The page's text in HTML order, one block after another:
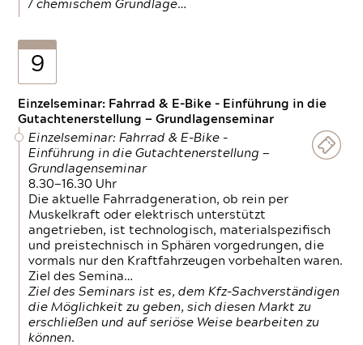
/ chemischem Grundlage…
9
Einzelseminar: Fahrrad & E-Bike - Einführung in die
Gutachtenerstellung — Grundlagenseminar
Einzelseminar: Fahrrad & E-Bike -
Einführung in die Gutachtenerstellung —
Grundlagenseminar
8.30—16.30 Uhr
Die aktuelle Fahrradgeneration, ob rein per
Muskelkraft oder elektrisch unterstützt
angetrieben, ist technologisch, materialspezifisch
und preistechnisch in Sphären vorgedrungen, die
vormals nur den Kraftfahrzeugen vorbehalten waren.
Ziel des Semina…
Ziel des Seminars ist es, dem Kfz-Sachverständigen
die Möglichkeit zu geben, sich diesen Markt zu
erschließen und auf seriöse Weise bearbeiten zu
können.